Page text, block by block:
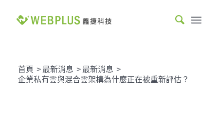
首頁 > 最新消息 > 最新消息 >
企業私有雲與混合雲架構為什麼正在被重新評估？